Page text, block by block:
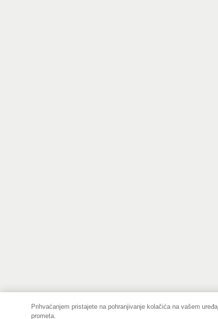
Prihvaćanjem pristajete na pohranjivanje kolačića na vašem
prometa.